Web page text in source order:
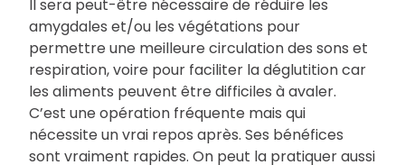
Il sera peut-être nécessaire de réduire les
amygdales et/ou les végétations pour
permettre une meilleure circulation des sons et
respiration, voire pour faciliter la déglutition car
les aliments peuvent être difficiles à avaler.
C’est une opération fréquente mais qui
nécessite un vrai repos après. Ses bénéfices
sont vraiment rapides. On peut la pratiquer aussi